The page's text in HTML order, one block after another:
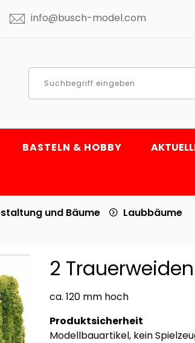
info@busch-model.com
BASTELN & HOBBY
und Bäume Laubbäume
2 Trauerweiden
ca. 120 mm hoch
Produktsicherheit
Modellbauartikel, kein